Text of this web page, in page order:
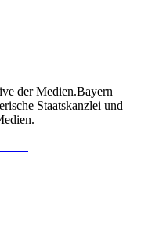
der Medien.Bayern
Staatskanzlei und